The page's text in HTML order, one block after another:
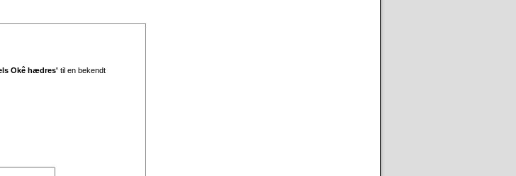
Okê hædres' til en bekendt